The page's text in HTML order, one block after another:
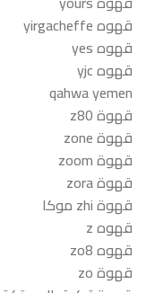
قهوه yirgacheffe
قهوه yes
قهوه yjc
qahwa yemen
قهوة z80
قهوة zone
قهوة zoom
قهوة zora
قهوة zhi موكا
قهوه z
قهوه zo8
قهوة zo